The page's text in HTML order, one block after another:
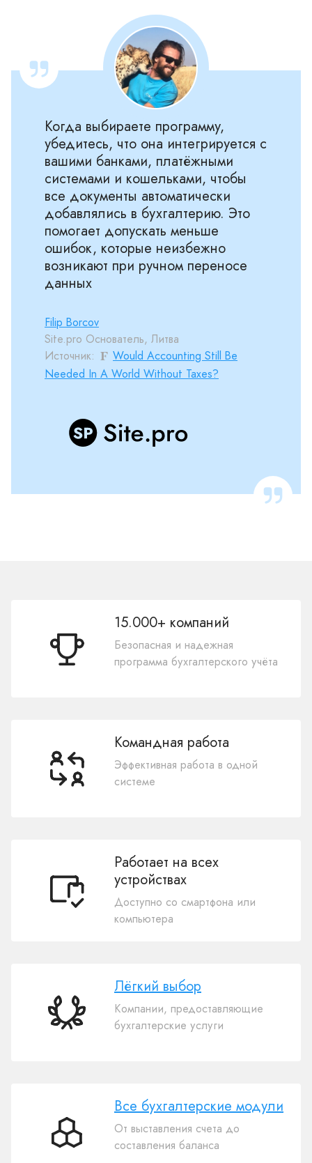
Когда выбираете программу,
убедитесь, что она интегрируется с
вашими банками, платёжными
системами и кошельками, чтобы
все документы автоматически
добавлялись в бухгалтерию. Это
помогает допускать меньше
ошибок, которые неизбежно
возникают при ручном переносе
данных
Filip Borcov
Site.pro Основатель, Литва
Источник:
Would Accounting Still Be
Needed In A World Without Taxes?
15.000+ компаний
Безопасная и надежная
программа бухгалтерского учёта
Командная работа
Эффективная работа в одной
системе
Работает на всех
устройствах
Доступно со смартфона или
компьютера
Лёгкий
Лёгкий выбор
Компании, предоставляющие
бухгалтерские услуги
Все
Все бухгалтерские модули
От выставления счета до
составления баланса